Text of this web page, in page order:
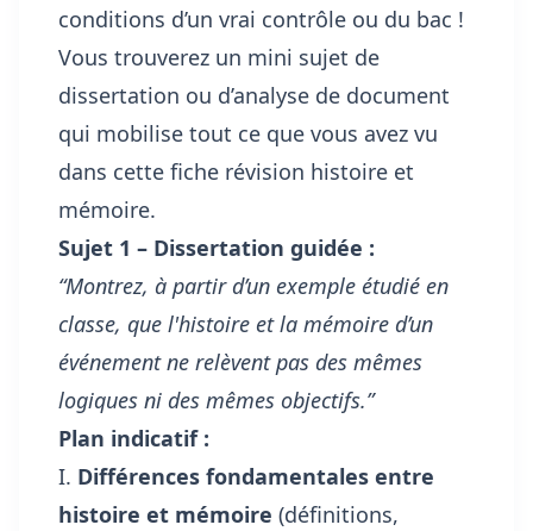
conditions d’un vrai contrôle ou du bac !
Vous trouverez un mini sujet de
dissertation ou d’analyse de document
qui mobilise tout ce que vous avez vu
dans cette fiche révision histoire et
mémoire.
Sujet 1 – Dissertation guidée :
“Montrez, à partir d’un exemple étudié en
classe, que l'histoire et la mémoire d’un
événement ne relèvent pas des mêmes
logiques ni des mêmes objectifs.”
Plan indicatif :
I. Différences fondamentales entre
histoire et mémoire (définitions,